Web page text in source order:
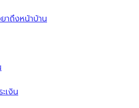
าถึงหน้าบ้าน
เงิน